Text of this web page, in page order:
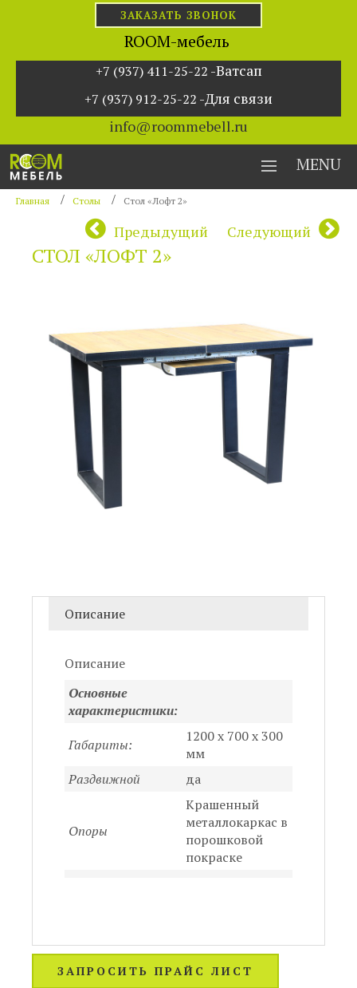
ЗАКАЗАТЬ ЗВОНОК
ROOM-мебель
+7 (937) 411-25-22 -Ватсап
+7 (937) 912-25-22 -Для связи
info@roommebell.ru
MENU
Главная Столы Стол «Лофт 2»
Предыдущий Следующий
СТОЛ «ЛОФТ 2»
Описание
Описание
Основные
характеристики:
Габариты:
1200 х 700 х 300
мм
Раздвижной
да
Опоры
Крашенный
металлокаркас в
порошковой
покраске
ЗАПРОСИТЬ ПРАЙС ЛИСТ